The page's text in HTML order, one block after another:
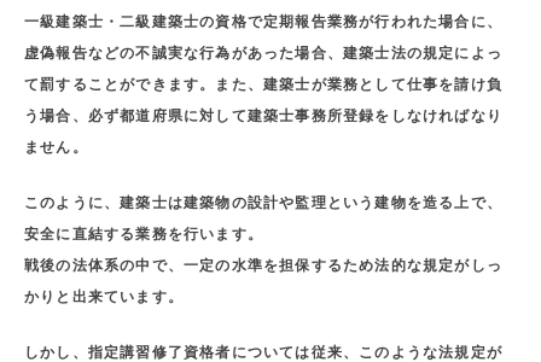
一級建築士・二級建築士の資格で定期報告業務が行われた場合に、
虚偽報告などの不誠実な行為があった場合、建築士法の規定によっ
て罰することができます。また、建築士が業務として仕事を請け負
う場合、必ず都道府県に対して建築士事務所登録をしなければなり
ません。
このように、建築士は建築物の設計や監理という建物を造る上で、
安全に直結する業務を行います。
戦後の法体系の中で、一定の水準を担保するため法的な規定がしっ
かりと出来ています。
しかし、指定講習修了資格者については従来、このような法規定が